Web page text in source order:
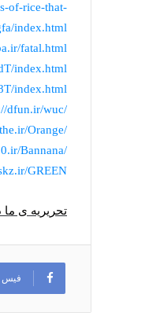
of-rice-that-
index.html
fatal.html
index.html
index.html
dfun.ir/wuc/
Orange/
Bannana/
GREEN/
تحریریه‌ ی ما
فیس